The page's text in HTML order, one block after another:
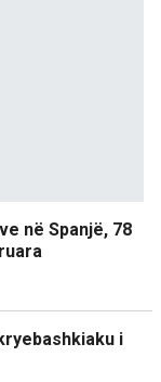
në Spanjë, 78
i